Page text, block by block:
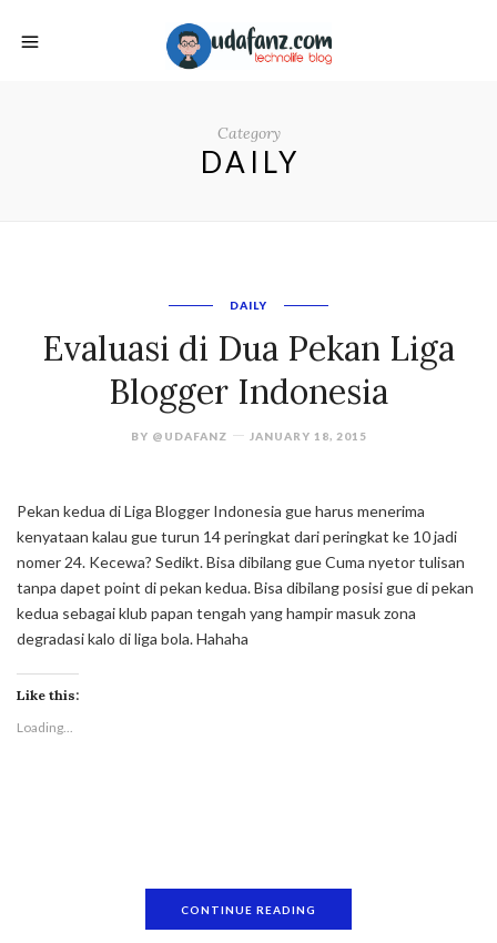
Category
DAILY
DAILY
Evaluasi di Dua Pekan Liga
Blogger Indonesia
BY @UDAFANZ JANUARY 18, 2015
Pekan kedua di Liga Blogger Indonesia gue harus menerima
kenyataan kalau gue turun 14 peringkat dari peringkat ke 10 jadi
nomer 24. Kecewa? Sedikt. Bisa dibilang gue Cuma nyetor tulisan
tanpa dapet point di pekan kedua. Bisa dibilang posisi gue di pekan
kedua sebagai klub papan tengah yang hampir masuk zona
degradasi kalo di liga bola. Hahaha
Like this:
Loading...
CONTINUE READING